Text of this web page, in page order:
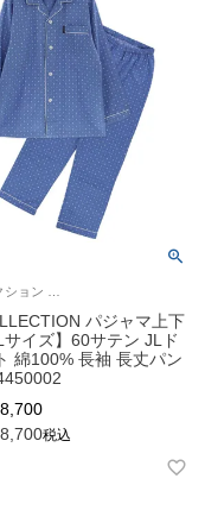
パジャマ上下
イズ】60サテン JLド
綿100% 長袖 長丈パン
税込